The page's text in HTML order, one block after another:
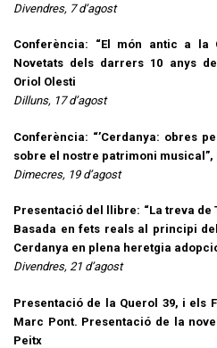
Divendres, 7 d’agost
Conferència: “El món antic a la
Novetats dels darrers 10 anys
Oriol Olesti
Dilluns, 17 d’agost
Conferència: “’Cerdanya: obres
sobre el nostre patrimoni musical”,
Dimecres, 19 d’agost
Presentació del llibre: “La treva de
Basada en fets reals al principi
Cerdanya en plena heretgia
Divendres, 21 d’agost
Presentació de la Querol 39, i els
Marc Pont. Presentació de la
Peitx